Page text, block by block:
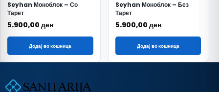
Seyhan Моноблок – Со
Тарет
5.900,00 ден
Додај во кошница
Seyhan Моноблок – Без
Тарет
5.900,00 ден
Додај во кошница